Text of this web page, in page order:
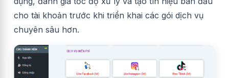
cho tài khoản trước khi triển khai các gói dịch vụ
chuyên sâu hơn.